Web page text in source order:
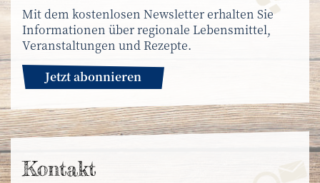
Mit dem kostenlosen Newsletter erhalten Sie
Informationen über regionale Lebensmittel,
Veranstaltungen und Rezepte.
Jetzt abonnieren
Kontakt